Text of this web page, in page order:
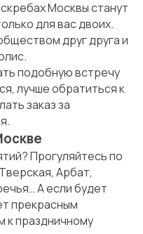
Москвы станут
для вас двоих.
друг друга и
подобную встречу
лучше обратиться к
заказ за
Прогуляйтесь по
Арбат,
А если будет
прекрасным
к праздничному